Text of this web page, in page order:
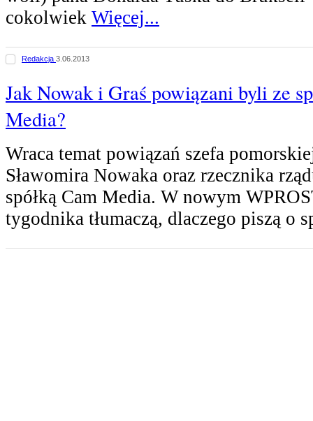
cokolwiek Więcej...
Redakcja 3.06.2013
Jak Nowak i Graś powiązani byli ze
Media?
Wraca temat powiązań szefa
Sławomira Nowaka oraz rzecznika
spółką Cam Media. W nowym
tygodnika tłumaczą, dlaczego piszą o